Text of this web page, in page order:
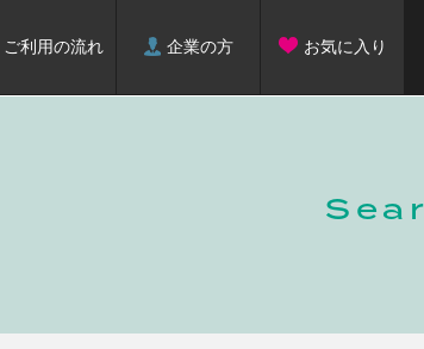
ご利用の流れ 企業の方 お気に入り